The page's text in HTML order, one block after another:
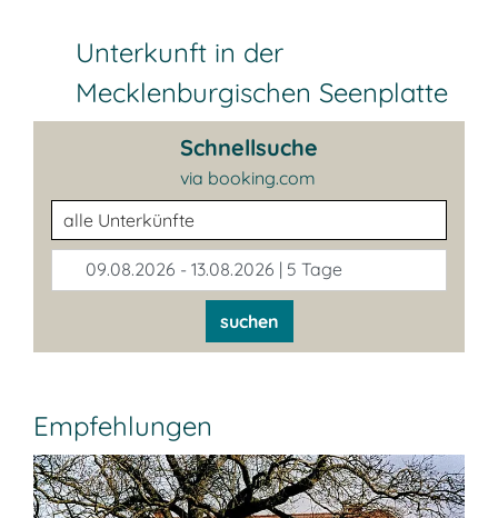
Unterkunft in der
Mecklenburgischen Seenplatte
Schnellsuche
via booking.com
Unterkunftsart
09.08.2026 - 13.08.2026 | 5 Tage
suchen
Empfehlungen